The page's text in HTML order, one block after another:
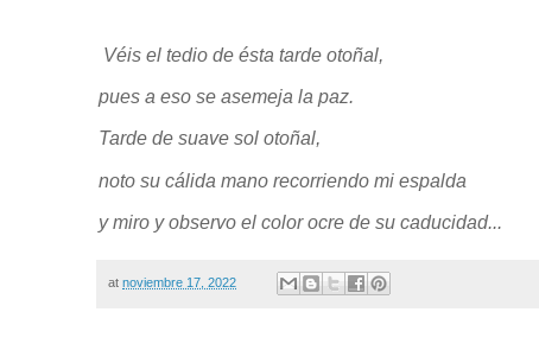
Véis el tedio de ésta tarde otoñal,
pues a eso se asemeja la paz.
Tarde de suave sol otoñal,
noto su cálida mano recorriendo mi espalda
y miro y observo el color ocre de su caducidad...
at noviembre 17, 2022